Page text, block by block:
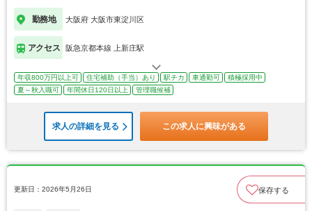
勤務地 大阪府 大阪市東淀川区
アクセス 阪急京都本線 上新庄駅
年収800万円以上可 住宅補助（手当）あり 駅チカ 車通勤可
積極採用中
夏～秋入職可
年間休日120日以上 管理職候補
求人の詳細を見る この求人に興味がある
更新日：2026年5月26日 保存する